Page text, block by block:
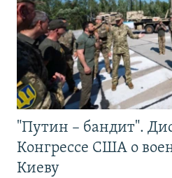
"Путин – бандит".
Конгрессе США о
Киеву